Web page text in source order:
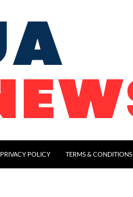
PRIVACY POLICY TERMS & CONDITIONS